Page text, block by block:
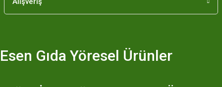
Esen Gıda Yöresel Ürünler